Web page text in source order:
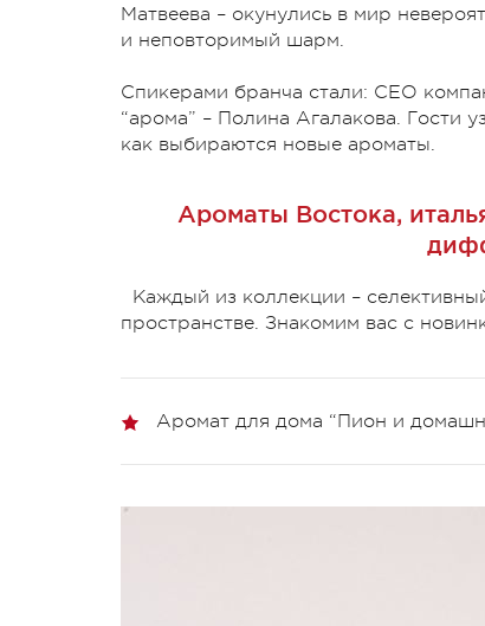
Матвеева – окунулись в мир
и неповторимый шарм.
Спикерами бранча стали: СЕО
“арома” – Полина Агалакова. Гости
как выбираются новые ароматы.
Ароматы Востока,
Каждый из коллекции –
пространстве. Знакомим вас с
Аромат для дома “Пион и